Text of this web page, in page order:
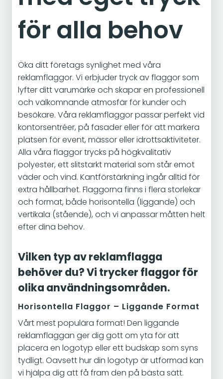
för alla behov
Öka ditt företags synlighet med våra
reklamflaggor. Vi erbjuder tryck av flaggor som
lyfter ditt varumärke och skapar en professionell
och välkomnande atmosfär för kunder och
besökare. Våra reklamflaggor passar perfekt vid
kontorsentréer, på fasader eller för att markera
platsen för event, mässor eller idrottsaktiviteter.
Alla våra flaggor trycks på högkvalitativ
polyester, ett slitstarkt material som står emot
väder och vind. Kantförstärkning ingår alltid för
extra hållbarhet. Flaggorna finns i flera storlekar
och format, både horisontella (liggande) och
vertikala (stående), och vi anpassar måtten helt
efter dina behov.
Vilken typ av reklamflagga
behöver du? Vi trycker flaggor för
olika användningsområden.
Horisontella Flaggor – Liggande Format
Vårt mest populära format! Den liggande
reklamflaggan ger dig gott om yta för att
placera en logotyp eller ett budskap som syns
tydligt. Oavsett hur din logotyp är utformad kan
vi hjälpa dig att få fram den på bästa sätt.